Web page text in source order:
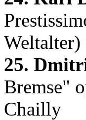
Weltalter)
25.
Bremse"
Chailly